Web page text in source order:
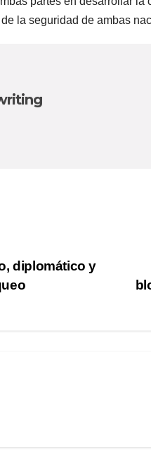
la seguridad de ambas
diplomático y